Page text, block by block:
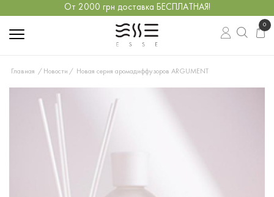
От 2000 грн доставка БЕСПЛАТНАЯ!
0
Главная Новости Новая серия аромадиффузоров ARGUMENT